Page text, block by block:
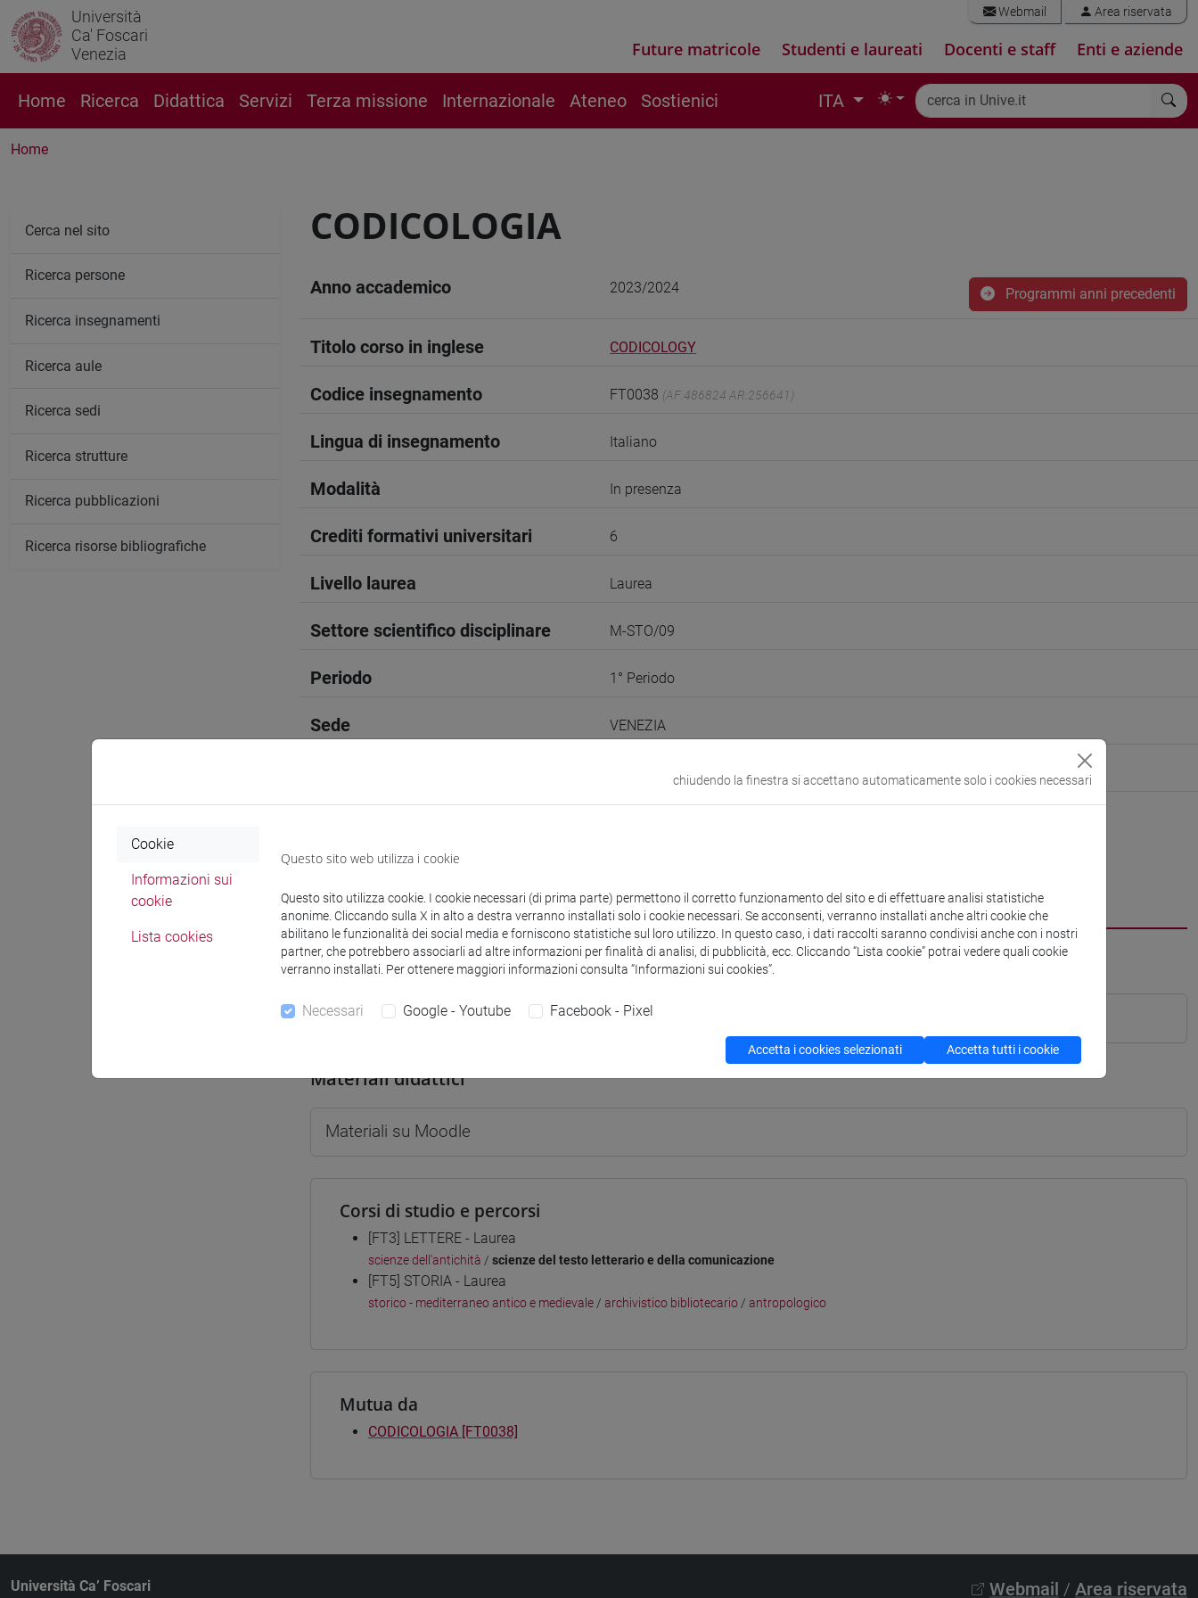
Università
Ca' Foscari
Venezia
Webmail Area riservata
Future matricole Studenti e laureati Docenti e staff Enti e aziende
Home Ricerca Didattica Servizi Terza missione Internazionale Ateneo Sostienici ITA
Home
CODICOLOGIA
Anno accademico 2023/2024 Programmi anni precedenti
Titolo corso in inglese CODICOLOGY
Codice insegnamento FT0038 (AF:486824 AR:256641)
Lingua di insegnamento Italiano
Modalità In presenza
Crediti formativi universitari 6
Livello laurea Laurea
Settore scientifico disciplinare M-STO/09
Periodo 1° Periodo
Sede VENEZIA
Link allo spazio del corso
Docenti e corsi di laurea Programma
Docenti
ELEUTERI Paolo - 30h Lezione
Materiali didattici
Materiali su Moodle
Corsi di studio e percorsi
[FT3] LETTERE - Laurea
scienze dell'antichità / scienze del testo letterario e della comunicazione
[FT5] STORIA - Laurea
storico - mediterraneo antico e medievale / archivistico bibliotecario / antropologico
Mutua da
CODICOLOGIA [FT0038]
Cerca nel sito
Ricerca persone
Ricerca insegnamenti
Ricerca aule
Ricerca sedi
Ricerca strutture
Ricerca pubblicazioni
Ricerca risorse bibliografiche
Università Ca’ Foscari Webmail / Area riservata
chiudendo la finestra si accettano automaticamente solo i cookies necessari
Cookie
Informazioni sui
cookie
Lista cookies
Questo sito web utilizza i cookie
Questo sito utilizza cookie. I cookie necessari (di prima parte) permettono il corretto funzionamento del sito e di effettuare analisi statistiche
anonime. Cliccando sulla X in alto a destra verranno installati solo i cookie necessari. Se acconsenti, verranno installati anche altri cookie che
abilitano le funzionalità dei social media e forniscono statistiche sul loro utilizzo. In questo caso, i dati raccolti saranno condivisi anche con i nostri
partner, che potrebbero associarli ad altre informazioni per finalità di analisi, di pubblicità, ecc. Cliccando “Lista cookie” potrai vedere quali cookie
verranno installati. Per ottenere maggiori informazioni consulta “Informazioni sui cookies”.
Necessari Google - Youtube Facebook - Pixel
Accetta i cookies selezionati Accetta tutti i cookie